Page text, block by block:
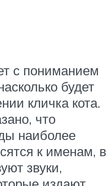
с пониманием
будет
кличка кота.
что
наиболее
к именам, в
звуки,